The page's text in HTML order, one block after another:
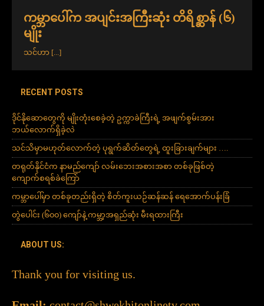
ကမ္ဘာပေါ်က အပျင်းအကြီးဆုံး တိရိစ္ဆာန် (၆)
မျိုး
သင်ဟာ [...]
RECENT POSTS
ဒိုင်နိုဆောတွေကို မျိုးတုံးစေခဲ့တဲ့ ဥက္ကာခဲကြီးရဲ့ အဖျက်စွမ်းအား
ဘယ်လောက်ရှိခဲ့လဲ
သင်သိမှာမဟုတ်လောက်တဲ့ ပုရွက်ဆိတ်တွေရဲ့ ထူးခြားချက်များ ….
တရုတ်နိုင်ငံက နာမည်ကျော် လမ်းဘေးအစားအစာ တစ်ခုဖြစ်တဲ့
ကျောက်စရစ်ခဲကြော်
ကမ္ဘာပေါ်မှာ တစ်ခုတည်းရှိတဲ့ စိတ်ကူးယဉ်ဆန်ဆန် ရေအောက်ပန်းခြံ
တွဲပေါင်း (၆၀၀) ကျော်နဲ့ ကမ္ဘာ့အရှည်ဆုံး မီးရထားကြီး
ABOUT US:
Thank you for visiting us.